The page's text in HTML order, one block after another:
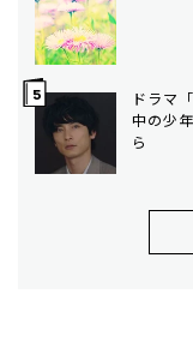
ドラマ
中の少
ら